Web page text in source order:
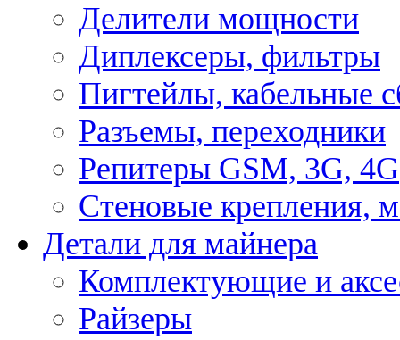
Делители мощности
Диплексеры, фильтры
Пигтейлы, кабельные
Разъемы, переходники
Репитеры GSM, 3G, 4G
Стеновые крепления,
Детали для майнера
Комплектующие и
Райзеры